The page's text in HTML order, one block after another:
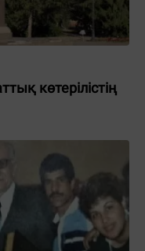
көтерілістің